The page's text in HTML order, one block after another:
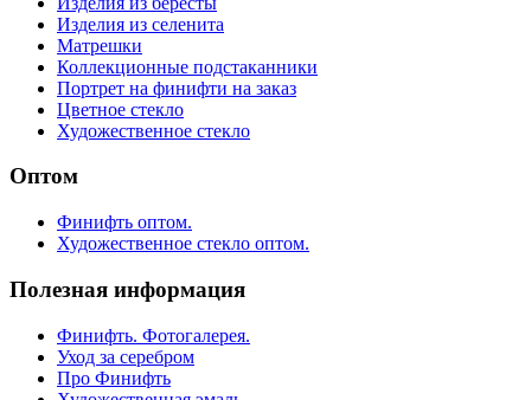
Изделия из селенита
Матрешки
Коллекционные подстаканники
Портрет на финифти на заказ
Цветное стекло
Художественное стекло
Оптом
Финифть оптом.
Художественное стекло оптом.
Полезная информация
Финифть. Фотогалерея.
Уход за серебром
Про Финифть